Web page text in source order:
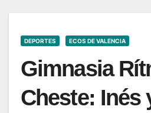
DEPORTES ECOS DE VALENCIA
Gimnasia
Cheste: Inés